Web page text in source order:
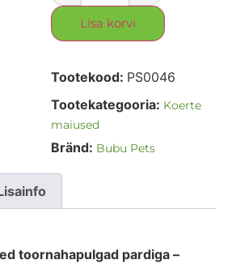
Lisa korvi
Tootekood: PS0046
Tootekategooria: Koerte
maiused
Bränd: Bubu Pets
toornahapulgad pardiga –